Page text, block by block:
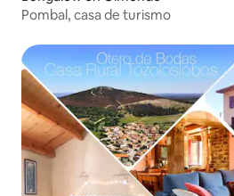
Pombal, casa de turismo